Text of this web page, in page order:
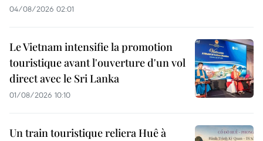
04/08/2026 02:01
Le Vietnam intensifie la promotion
touristique avant l'ouverture d'un vol
direct avec le Sri Lanka
01/08/2026 10:10
Un train touristique reliera Huê à